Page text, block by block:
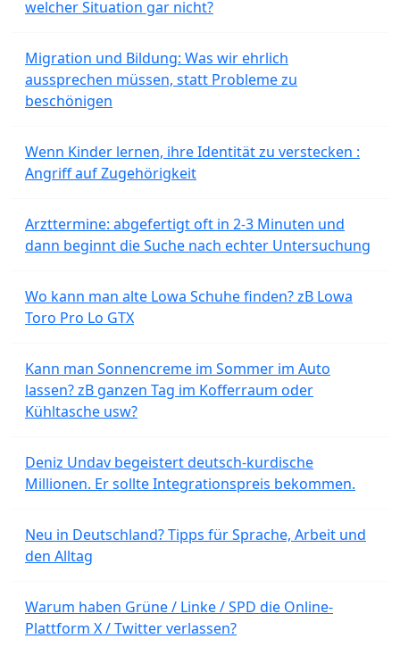
welcher Situation gar nicht?
Migration und Bildung: Was wir ehrlich
aussprechen müssen, statt Probleme zu
beschönigen
Wenn Kinder lernen, ihre Identität zu verstecken :
Angriff auf Zugehörigkeit
Arzttermine: abgefertigt oft in 2-3 Minuten und
dann beginnt die Suche nach echter Untersuchung
Wo kann man alte Lowa Schuhe finden? zB Lowa
Toro Pro Lo GTX
Kann man Sonnencreme im Sommer im Auto
lassen? zB ganzen Tag im Kofferraum oder
Kühltasche usw?
Deniz Undav begeistert deutsch-kurdische
Millionen. Er sollte Integrationspreis bekommen.
Neu in Deutschland? Tipps für Sprache, Arbeit und
den Alltag
Warum haben Grüne / Linke / SPD die Online-
Plattform X / Twitter verlassen?